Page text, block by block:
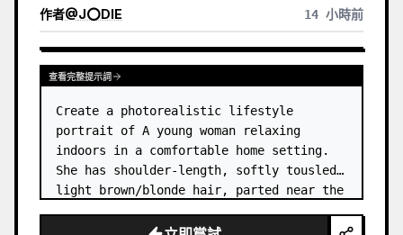
- 前導文案：【發售約一週後即決定再版】
書籍「 Designing from Zero with AI 」現正
熱銷中。 …
作者@J⭕DIE 14 小時前
查看完整提示詞
Create a photorealistic lifestyle
portrait of A young woman relaxing
indoors in a comfortable home setting.
She has shoulder-length, softly tousled
light brown/blonde hair, parted near the
framing her face. …